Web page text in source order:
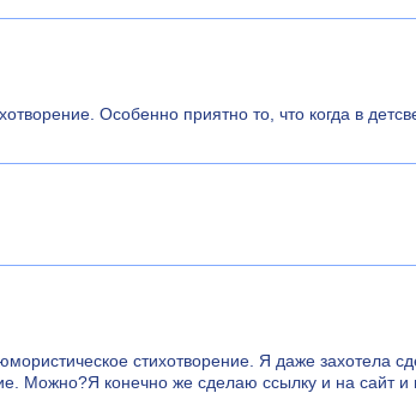
Особенно приятно то, что когда в
стихотворение. Я даже захотела
Можно?Я конечно же сделаю ссылку и на сайт и